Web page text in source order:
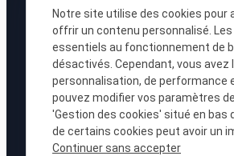
À propos
Accueil
Le cabinet
L'équipe
Honoraires
Notre site utilise des cookies pour
offrir un contenu personnalisé.
essentiels au fonctionnement de
désactivés. Cependant, vous
personnalisation, de performance
pouvez modifier vos paramètres
'Gestion des cookies' situé en bas
de certains cookies peut avoir un
Continuer sans accepter